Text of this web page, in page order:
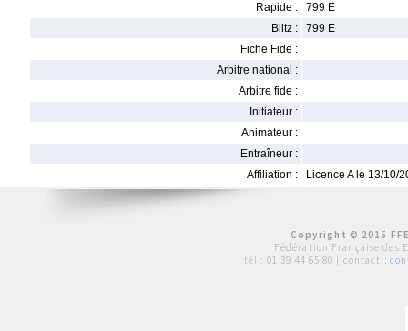
Rapide :
799 E
Blitz :
799 E
Fiche Fide :
Arbitre national :
Arbitre fide :
Initiateur :
Animateur :
Entraîneur :
Affiliation :
Licence A le 13/10/
Copyright © 2015
Fédération Française des
tél : 01 39 44 65 80 | contact :